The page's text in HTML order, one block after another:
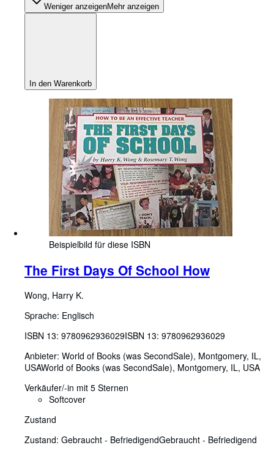
Weniger anzeigenMehr anzeigen
In den Warenkorb
Beispielbild für diese ISBN
The First Days Of School How
Wong, Harry K.
Sprache: Englisch
ISBN 13: 9780962936029ISBN 13: 9780962936029
Anbieter: World of Books (was SecondSale), Montgomery, IL,
USAWorld of Books (was SecondSale), Montgomery, IL, USA
Verkäufer/-in mit 5 Sternen
Softcover
Zustand
Zustand: Gebraucht - BefriedigendGebraucht - Befriedigend